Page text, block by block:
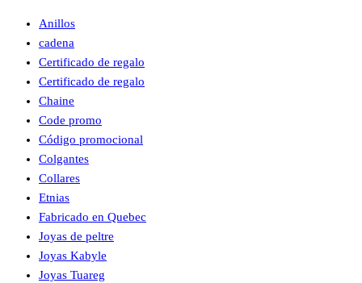
Anillos
cadena
Certificado de regalo
Certificado de regalo
Chaine
Code promo
Código promocional
Colgantes
Collares
Etnias
Fabricado en Quebec
Joyas de peltre
Joyas Kabyle
Joyas Tuareg